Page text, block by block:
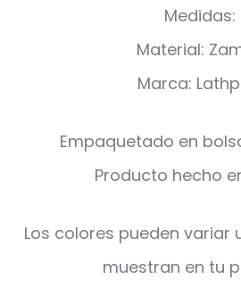
Medidas:
Material:
Marca:
Empaquetado en
Producto hecho
Los colores pueden variar
muestran en tu